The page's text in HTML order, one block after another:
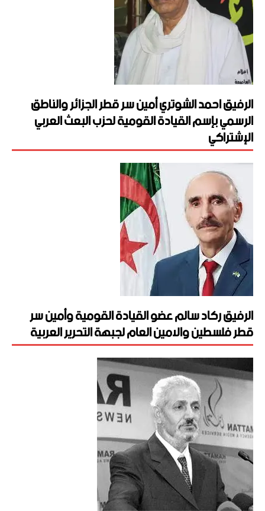
الرفيق احمد الشوتري أمين سر قطر الجزائر والناطق
الرسمي بإسم القيادة القومية لحزب البعث العربي
الإشتراكي
الرفيق ركاد سالم عضو القيادة القومية وأمين سر
قطر فلسطين والامين العام لجبهة التحرير العربية